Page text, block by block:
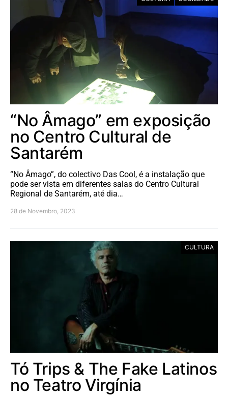
“No Âmago” em exposição
no Centro Cultural de
Santarém
“No Âmago”, do colectivo Das Cool, é a instalação que
pode ser vista em diferentes salas do Centro Cultural
Regional de Santarém, até dia…
28 de Novembro, 2023
CULTURA
Tó Trips & The Fake Latinos
no Teatro Virgínia